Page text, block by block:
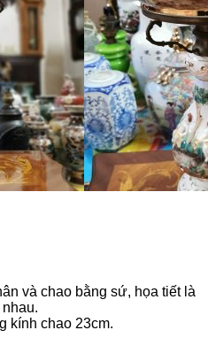
và chao bằng sứ, họa tiết là
kính chao 23cm.